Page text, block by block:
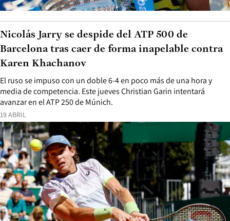
19 ABRIL
El ruso se impuso con un doble 6-4 en poco más de una hora y
media de competencia. Este jueves Christian Garin intentará
avanzar en el ATP 250 de Múnich.
Nicolás Jarry se despide del ATP 500 de
Barcelona tras caer de forma inapelable contra
Karen Khachanov